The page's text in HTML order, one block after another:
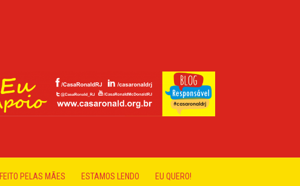
FEITO PELAS MÃES ESTAMOS LENDO EU QUERO!